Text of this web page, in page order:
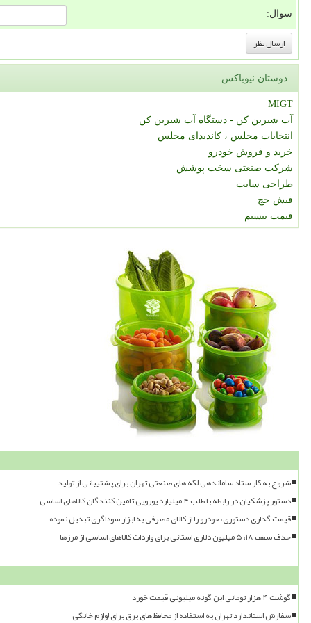
سوال:
دوستان نیوباکس
MIGT
آب شیرین کن - دستگاه آب شیرین کن
انتخابات مجلس ، کاندیدای مجلس
خرید و فروش خودرو
شرکت صنعتی سخت پوشش
طراحی سایت
فیش حج
قیمت بیسیم
شروع به کار ستاد ساماندهی لکه های صنعتی تهران برای پشتیبانی از تولید
دستور پزشکیان در رابطه با طلب ۴ میلیارد یورویی تامین کنندگان کالاهای اساسی
قیمت گذاری دستوری، خودرو را از کالای مصرفی به ابزار سوداگری تبدیل نموده
حذف سقف ۱۸، ۵ میلیون دلاری استانی برای واردات کالاهای اساسی از مرزها
گوشت ۴ هزار تومانی این گونه میلیونی قیمت خورد
سفارش استاندارد تهران به استفاده از محافظ های برق برای لوازم خانگی